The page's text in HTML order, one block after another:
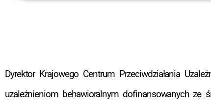
Dyrektor Krajowego Centrum Przeciwdziałania
uzależnieniom behawioralnym dofinansowanych ze